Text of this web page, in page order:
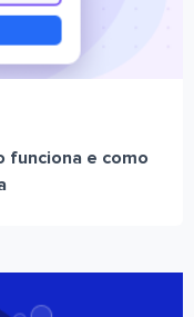
funciona e como